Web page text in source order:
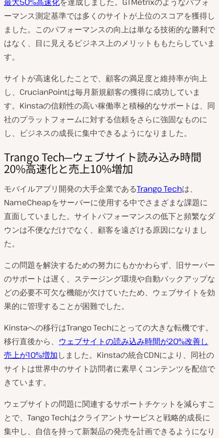
ーマンス測定基準では多くのサイトが上位のスコアを獲得し
ました。このパフォーマンスの向上は単なる技術的な勝利で
はなく、目に見えるビジネス上のメリットももたらしていま
す。
サイトが高速化したことで、顧客の満足度と維持率が向上
し、CrucianPointは毎月新規顧客の獲得に成功していま
す。Kinstaの信頼性の高い稼働率と積極的なサポートは、同
社のプラットフォームに対する信頼をさらに強固なものに
し、ビジネスの成長に集中できるようになりました。
Trango Tech─ウェブサイト読み込み時間
20%高速化と売上10%増加
モバイルアプリ開発の大手企業であるTrango Techは、
NameCheapをサーバーに使用する中でさまざまな課題に
直面していました。サイトパフォーマンスの低下と頻繁なダ
ウンは不便なだけでなく、顧客を遠ざける原因になりまし
た。
この問題を解決するための努力にもかかわらず、旧サーバー
のサポートは遅く、ステージング環境や自動バックアップな
どの必要不可欠な機能が欠けていたため、ウェブサイトを効
果的に管理することが困難でした。
Kinstaへの移行はTrango Techにとっての大きな転機です。
移行直後から、 ウェブサイトの読み込み時間が20%改善し
売上が10%増加しました。Kinstaの統合CDNにより、同社の
サイトは世界中のサイト訪問者に素早くコンテンツを配信で
きています。
ウェブサイトの問題に関連するサポートチケットを減らすこ
とで、Tango Techはクライアントサービスと戦略的成長に
集中し、自信を持って新製品の発売を計画できるようになり